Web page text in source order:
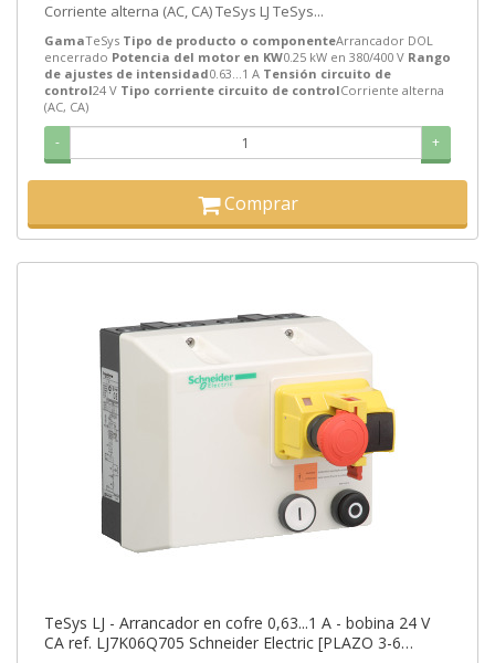
Corriente alterna (AC, CA) TeSys LJ TeSys...
GamaTeSys Tipo de producto o componenteArrancador DOL
encerrado Potencia del motor en KW0.25 kW en 380/400 V Rango
de ajustes de intensidad0.63…1 A Tensión circuito de
control24 V Tipo corriente circuito de controlCorriente alterna
(AC, CA)
- +
Comprar
TeSys LJ - Arrancador en cofre 0,63...1 A - bobina 24 V
CA ref. LJ7K06Q705 Schneider Electric [PLAZO 3-6